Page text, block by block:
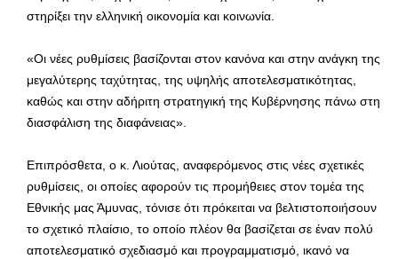
στηρίξει την ελληνική οικονομία και κοινωνία.
«Οι νέες ρυθμίσεις βασίζονται στον κανόνα και στην ανάγκη της
μεγαλύτερης ταχύτητας, της υψηλής αποτελεσματικότητας,
καθώς και στην αδήριτη στρατηγική της Κυβέρνησης πάνω στη
διασφάλιση της διαφάνειας».
Επιπρόσθετα, ο κ. Λιούτας, αναφερόμενος στις νέες σχετικές
ρυθμίσεις, οι οποίες αφορούν τις προμήθειες στον τομέα της
Εθνικής μας Άμυνας, τόνισε ότι πρόκειται να βελτιστοποιήσουν
το σχετικό πλαίσιο, το οποίο πλέον θα βασίζεται σε έναν πολύ
αποτελεσματικό σχεδιασμό και προγραμματισμό, ικανό να